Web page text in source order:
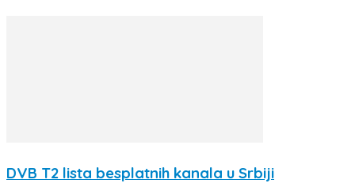
DVB T2 lista besplatnih kanala u Srbiji